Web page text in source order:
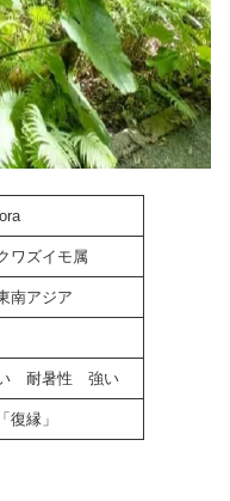
ワズイモ属
南アジア
耐暑性 強い
復縁」